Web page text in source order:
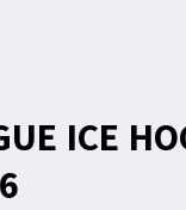
ICE